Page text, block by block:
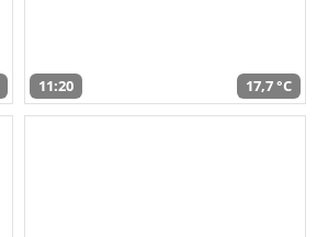
11:20 17,7 °C